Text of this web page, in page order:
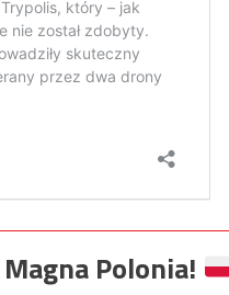
Polonia!